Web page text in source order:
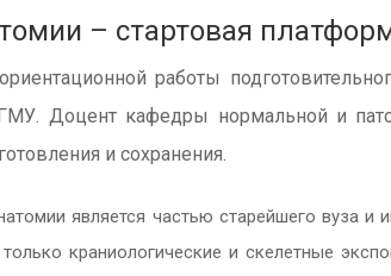
– стартовая
работы
ГМУ. Доцент кафедры нормальной и
и сохранения.
является частью старейшего вуза
краниологические и скелетные